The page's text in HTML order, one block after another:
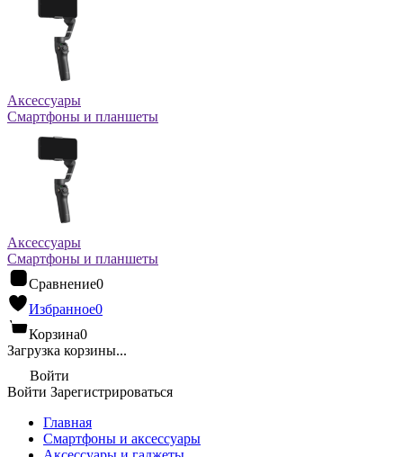
Аксессуары
Смартфоны и планшеты
Аксессуары
Смартфоны и планшеты
Сравнение0
Избранное0
Корзина0
Загрузка корзины...
Войти
Войти Зарегистрироваться
Главная
Смартфоны и аксессуары